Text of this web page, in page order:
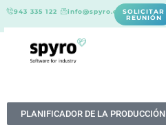
943 335 122 info@spyro.es SOLICITAR
REUNIÓN
PLANIFICADOR DE LA PRODUCCIÓN